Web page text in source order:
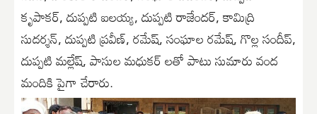
కృపాకర్, దుప్పటి ఐలయ్య, దుప్పటి రాజేందర్, కామిద్రి
సుదర్శన్, దుప్పటి ప్రవీణ్, రమేష్, సంఘాల రమేష్, గొల్ల సందీప్,
దుప్పటి మల్లేష్, పాసుల మధుకర్ లతో పాటు సుమారు వంద
మందికి పైగా చేరారు.